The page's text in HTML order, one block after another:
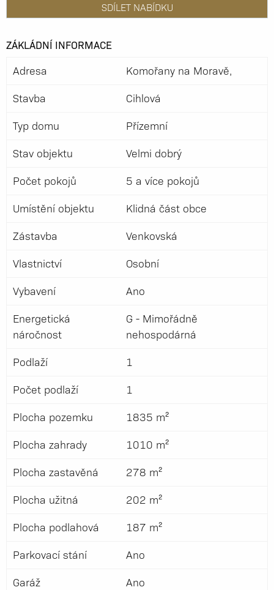
SDÍLET NABÍDKU
ZÁKLÁDNÍ INFORMACE
Adresa
Komořany na Moravě,
Stavba
Cihlová
Typ domu
Přízemní
Stav objektu
Velmi dobrý
Počet pokojů
5 a více pokojů
Umístění objektu
Klidná část obce
Zástavba
Venkovská
Vlastnictví
Osobní
Vybavení
Ano
Energetická
náročnost
G - Mimořádně
nehospodárná
Podlaží
1
Počet podlaží
1
Plocha pozemku
1835 m²
Plocha zahrady
1010 m²
Plocha zastavěná
278 m²
Plocha užitná
202 m²
Plocha podlahová
187 m²
Parkovací stání
Ano
Garáž
Ano